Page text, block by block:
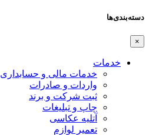
دسته‌بندی‌ها
×
خدمات
خدمات مالی و حسابداری
واردات و صادرات
ثبت شرکت و برند
چاپ و تبلیغات
آتلیه عکاسی
تعمیر لوازم